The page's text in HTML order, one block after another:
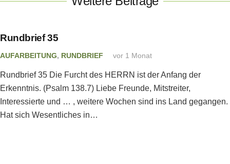
Rundbrief 35
AUFARBEITUNG, RUNDBRIEF vor 1 Monat
Rundbrief 35 Die Furcht des HERRN ist der Anfang der
Erkenntnis. (Psalm 138.7) Liebe Freunde, Mitstreiter,
Interessierte und … , weitere Wochen sind ins Land gegangen.
Hat sich Wesentliches in…